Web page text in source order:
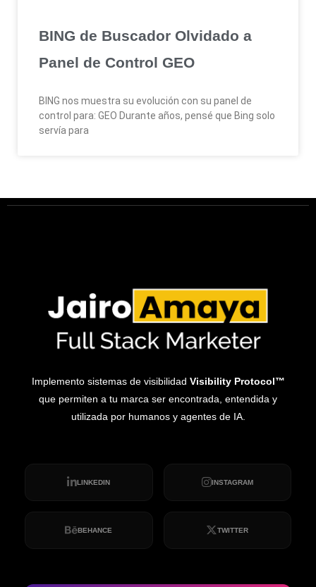
BING de Buscador Olvidado a
Panel de Control GEO
BING nos muestra su evolución con su panel de
control para: GEO Durante años, pensé que Bing solo
servía para
Implemento sistemas de visibilidad Visibility Protocol™
que permiten a tu marca ser encontrada, entendida y
utilizada por humanos y agentes de IA.
LINKEDIN INSTAGRAM
BEHANCE TWITTER